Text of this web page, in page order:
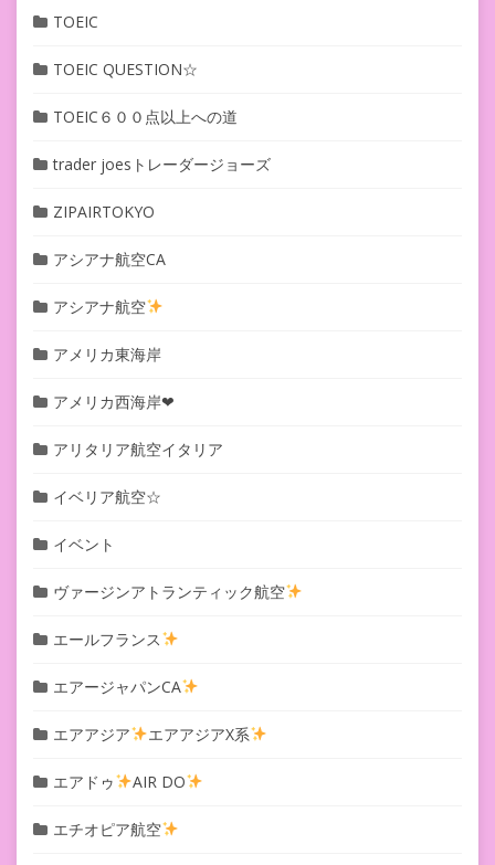
TOEIC
TOEIC QUESTION☆
TOEIC６００点以上への道
trader joesトレーダージョーズ
ZIPAIRTOKYO
アシアナ航空CA
アシアナ航空
アメリカ東海岸
アメリカ西海岸❤︎
アリタリア航空イタリア
イベリア航空☆
イベント
ヴァージンアトランティック航空
エールフランス
エアージャパンCA
エアアジア エアアジアX系
エアドゥ AIR DO
エチオピア航空